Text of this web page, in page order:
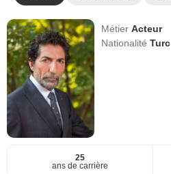
MétierActeur
NationalitéTurc
25
ans de carrière